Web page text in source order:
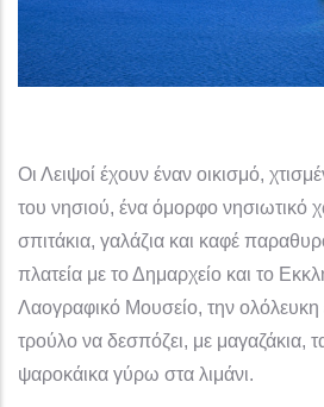
Οι Λειψοί έχουν έναν οικισμό,
του νησιού, ένα όμορφο νησιωτικό
σπιτάκια, γαλάζια και καφέ
πλατεία με το Δημαρχείο και το
Λαογραφικό Μουσείο, την ολόλευκη
τρούλο να δεσπόζει, με μαγαζάκια,
ψαροκάικα γύρω στα λιμάνι.